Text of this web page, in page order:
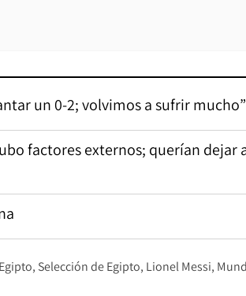
un 0-2; volvimos a sufrir mucho”
factores externos; querían dejar
Egipto Selección de Egipto Lionel Messi